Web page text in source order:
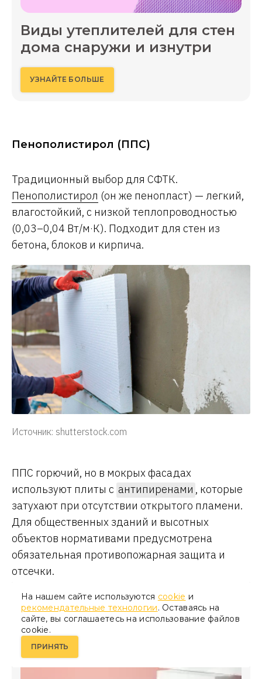
Виды утеплителей для стен
дома снаружи и изнутри
УЗНАЙТЕ БОЛЬШЕ
Пенополистирол (ППС)
Традиционный выбор для СФТК.
Пенополистирол (он же пенопласт) — легкий,
влагостойкий, с низкой теплопроводностью
(0,03–0,04 Вт/м·К). Подходит для стен из
бетона, блоков и кирпича.
Источник: shutterstock.com
ППС горючий, но в мокрых фасадах
используют плиты с антипиренами , которые
затухают при отсутствии открытого пламени.
Для общественных зданий и высотных
объектов нормативами предусмотрена
обязательная противопожарная защита и
отсечки.
На нашем сайте используются cookie и
рекомендательные технологии. Оставаясь на
сайте, вы соглашаетесь на использование файлов
cookie.
ПРИНЯТЬ